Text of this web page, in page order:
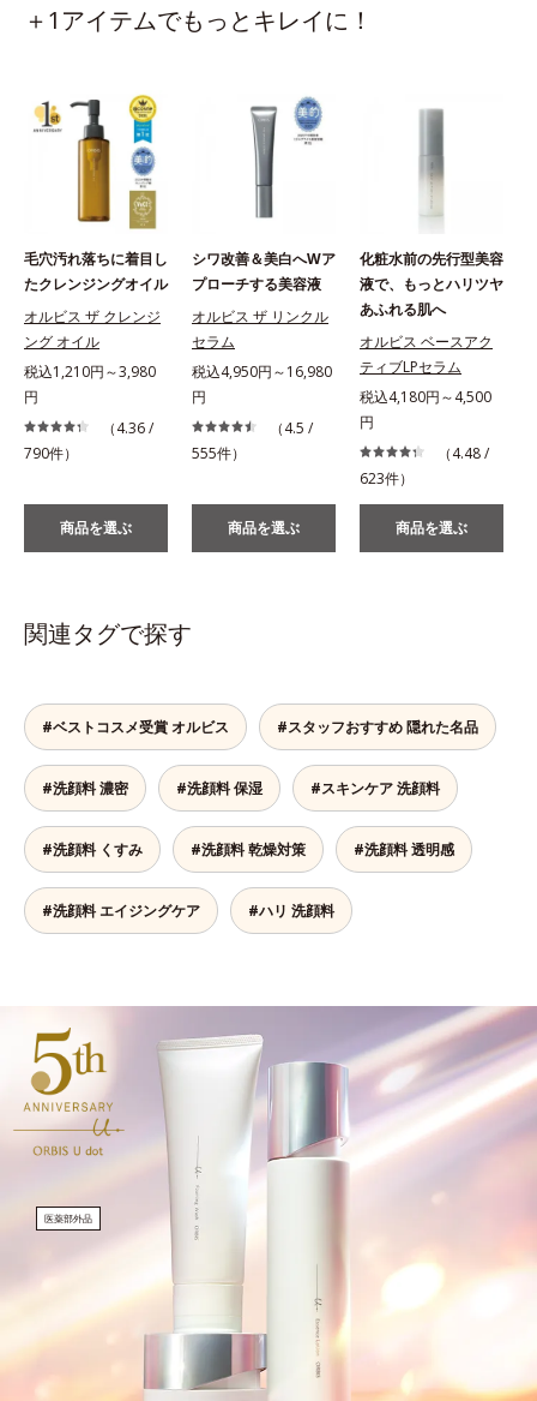
＋1アイテムでもっとキレイに！
毛穴汚れ落ちに着目し
たクレンジングオイル
オルビス ザ クレンジ
ング オイル
税込1,210円～3,980
円
（4.36 /
790件）
商品を選ぶ
シワ改善＆美白へWア
プローチする美容液
オルビス ザ リンクル
セラム
税込4,950円～16,980
円
（4.5 /
555件）
商品を選ぶ
化粧水前の先行型美容
液で、もっとハリツヤ
あふれる肌へ
オルビス ベースアク
ティブLPセラム
税込4,180円～4,500
円
（4.48 /
623件）
商品を選ぶ
関連タグで探す
#ベストコスメ受賞 オルビス #スタッフおすすめ 隠れた名品
#洗顔料 濃密 #洗顔料 保湿 #スキンケア 洗顔料
#洗顔料 くすみ #洗顔料 乾燥対策 #洗顔料 透明感
#洗顔料 エイジングケア #ハリ 洗顔料
医薬部外品